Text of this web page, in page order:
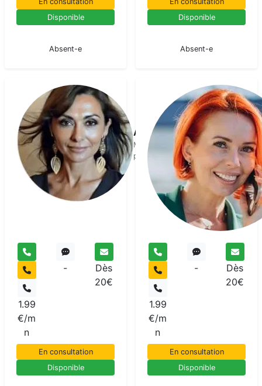
Disponible
Absent-e
Disponible
Absent-e
Asaliah
Medium
pur
1.99
€/m
n
-
Dès
20€
En consultation
Disponible
1.99
€/m
n
-
Dès
20€
En consultation
Disponible